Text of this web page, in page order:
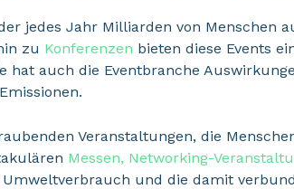
jedes Jahr Milliarden von Menschen
zu Konferenzen bieten diese Events
hat auch die Eventbranche
Veranstaltungen, die
Messen, Networking-
und die damit